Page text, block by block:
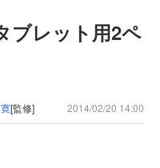
ブレット用2ペ
[監修] 2014/02/20 14:00